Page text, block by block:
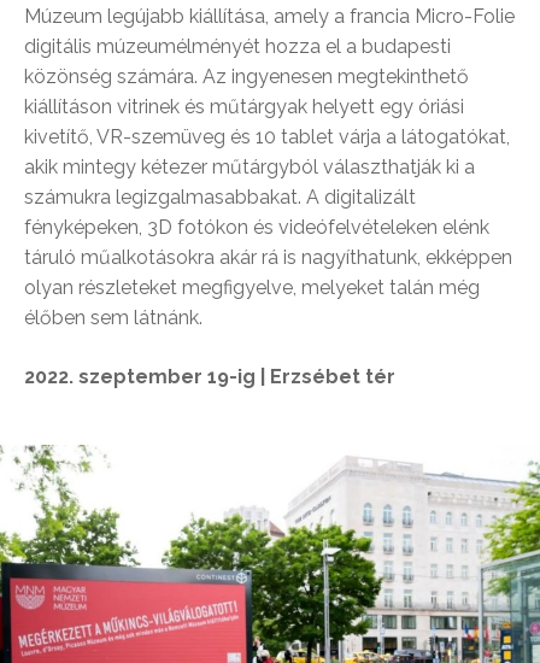
Múzeum legújabb kiállítása, amely a francia Micro-Folie
digitális múzeumélményét hozza el a budapesti
közönség számára. Az ingyenesen megtekinthető
kiállításon vitrinek és műtárgyak helyett egy óriási
kivetítő, VR-szemüveg és 10 tablet várja a látogatókat,
akik mintegy kétezer műtárgyból választhatják ki a
számukra legizgalmasabbakat. A digitalizált
fényképeken, 3D fotókon és videófelvételeken elénk
táruló műalkotásokra akár rá is nagyíthatunk, ekképpen
olyan részleteket megfigyelve, melyeket talán még
élőben sem látnánk.
2022. szeptember 19-ig | Erzsébet tér